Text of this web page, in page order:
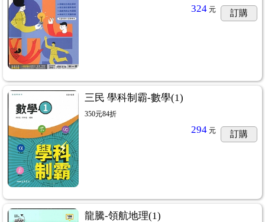
324 元 訂購
三民 學科制霸-數學(1)
350元84折
294 元 訂購
龍騰-領航地理(1)